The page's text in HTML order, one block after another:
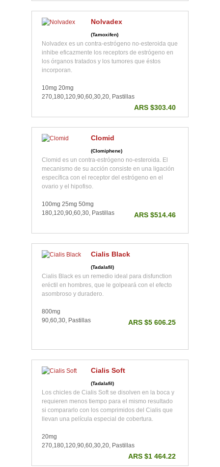
Nolvadex
(Tamoxifen)
Nolvadex es un contra-estrógeno no-esteroida que
inhibe eficazmente los receptors de estrógeno en
los órganos tratados y los tumores que éstos
incorporan.
10mg 20mg
270,180,120,90,60,30,20, Pastillas
ARS $303.40
Clomid
(Clomiphene)
Clomid es un contra-estrógeno no-esteroida. El
mecanismo de su acción consiste en una ligación
específica con el receptor del estrógeno en el
ovario y el hipofiso.
100mg 25mg 50mg
180,120,90,60,30, Pastillas
ARS $514.46
Cialis Black
(Tadalafil)
Cialis Black es un remedio ideal para disfunction
eréctil en hombres, que le golpeará con el efecto
asombroso y duradero.
800mg
90,60,30, Pastillas
ARS $5 606.25
Cialis Soft
(Tadalafil)
Los chicles de Cialis Soft se disolven en la boca y
requieren menos tiempo para el mismo resultado
si compararlo con los comprimidos del Cialis que
llevan una película especial de cobertura.
20mg
270,180,120,90,60,30,20, Pastillas
ARS $1 464.22